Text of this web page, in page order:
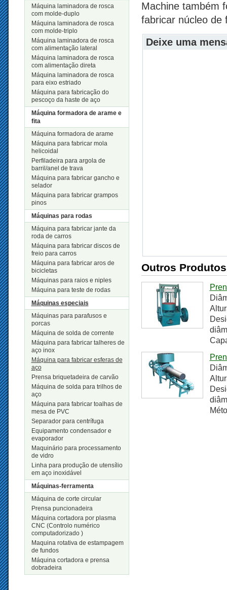
Máquina laminadora de rosca
com molde-duplo
Máquina laminadora de rosca
com molde-triplo
Máquina laminadora de rosca
com alimentação lateral
Máquina laminadora de rosca
com alimentação direta
Máquina laminadora de rosca
para eixo estriado
Máquina para fabricação do
pescoço da haste de aço
Máquina formadora de arame e
fita
Máquina formadora de arame
Máquina para fabricar mola
helicoidal
Perfiladeira para argola de
barril/anel de trava
Máquina para fabricar gancho e
selador
Máquina para fabricar grampos
pinos
Máquinas para rodas
Máquina para fabricar jante da
roda de carros
Máquina para fabricar discos de
freio para carros
Máquina para fabricar aros de
bicicletas
Máquinas para raios e niples
Máquina para teste de rodas
Máquinas especiais
Máquinas para parafusos e
porcas
Máquina de solda de corrente
Máquina para fabricar talheres de
aço inox
Máquina para fabricar esferas de
aço
Prensa briquetadeira de carvão
Máquina de solda para trilhos de
aço
Máquina para fabricar toalhas de
mesa de PVC
Separador para centrífuga
Equipamento condensador e
evaporador
Maquinário para processamento
de vidro
Linha para produção de utensílio
em aço inoxidável
Máquinas-ferramenta
Máquina de corte circular
Prensa puncionadeira
Máquina cortadora por plasma
CNC (Controlo numérico
computadorizado )
Maquina rotativa de estampagem
de fundos
Máquina cortadora e prensa
dobradeira
Machine também
fabricar núcleo de
Deixe uma
Outros Produtos